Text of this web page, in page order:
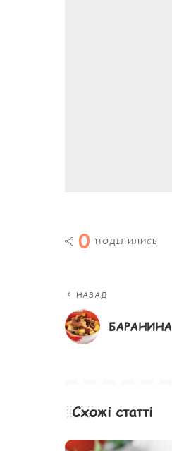
0 ПОДІЛИЛИСЬ
НАЗАД
БАРАНИНА
Схожі статті